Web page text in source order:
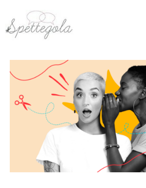
contenuto